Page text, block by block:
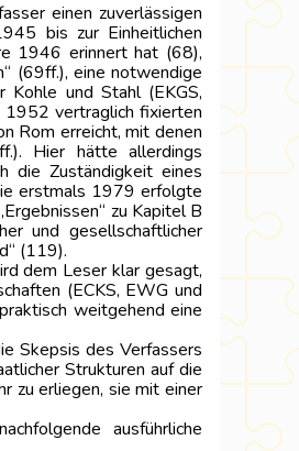
einen zuverlässigen
bis zur Einheitlichen
1946 erinnert hat (68),
(69ff.), eine notwendige
und Stahl (EKGS,
1952 vertraglich fixierten
Rom erreicht, mit denen
Hier hätte allerdings
die Zuständigkeit eines
erstmals 1979 erfolgte
zu Kapitel B
und gesellschaftlicher
(119).
dem Leser klar gesagt,
(ECKS, EWG und
weitgehend eine
Skepsis des Verfassers
Strukturen auf die
zu erliegen, sie mit einer
ausführliche